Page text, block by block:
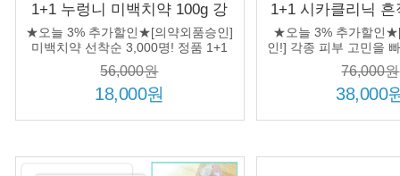
1+1 누렁니 미백치약 100g 강
력한 화이트닝 치아미백 잇몸
질환 덴탈케어 치석 구취제거
★오늘 3% 추가할인★[의약외품승인]
미백치약 선착순 3,000명! 정품 1+1
증정!
56,000원
18,000원
1+1 시카클리닉
대용량 상처연고
의약외품 마데
★오늘 3% 추가할인
인!] 각종 피부 고민을
용량 정품
76,000원
38,000